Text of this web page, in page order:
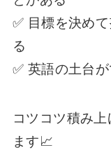
✅ 目標を決め
る
✅ 英語の土台
コツコツ積み
ます📈